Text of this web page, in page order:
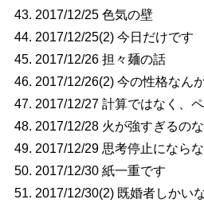
2017/12/25 色気の壁
2017/12/25(2) 今日だけです
2017/12/26 担々麺の話
2017/12/26(2) 今の性格なん
2017/12/27 計算ではなく、
2017/12/28 火が強すぎるの
2017/12/29 思考停止になら
2017/12/30 紙一重です
2017/12/30(2) 既婚者しかい